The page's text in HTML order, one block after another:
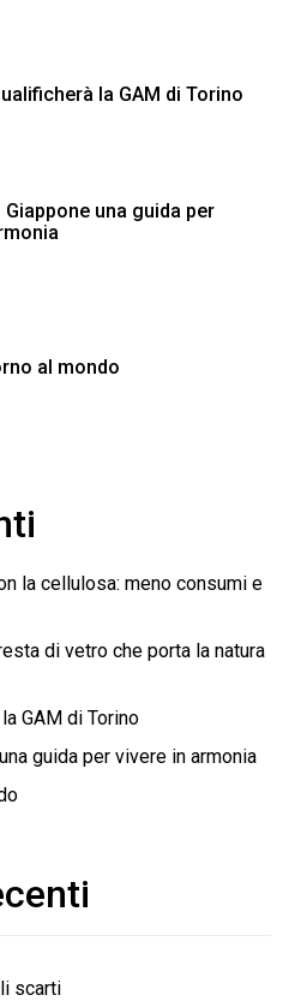
la GAM di Torino
Giappone una guida per
al mondo
la cellulosa: meno consumi e
di vetro che porta la natura
GAM di Torino
guida per vivere in armonia
scarti